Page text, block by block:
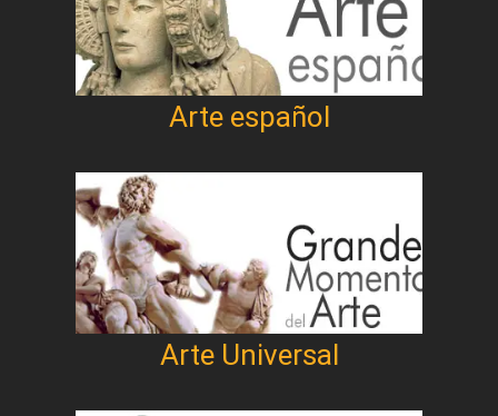
Arte español
Arte Universal